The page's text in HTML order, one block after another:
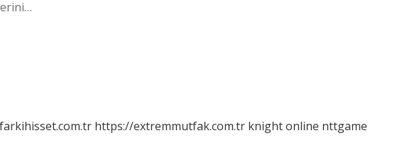
https://extremmutfak.com.tr knight online nttgame